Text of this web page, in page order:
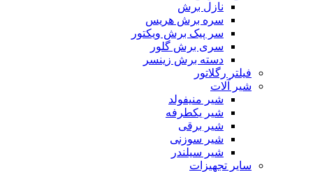
نازل برش
سره برش هریس
سر پیک برش ویکتور
سری برش گلور
دسته برش زینسر
فیلتر رگلاتور
شیر آلات
شیر منیفولد
شیر یکطرفه
شیر برقی
شیر سوزنی
شیر سیلندر
سایر تجهیزات